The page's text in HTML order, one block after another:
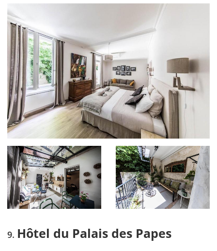
Hôtel du Palais des Papes